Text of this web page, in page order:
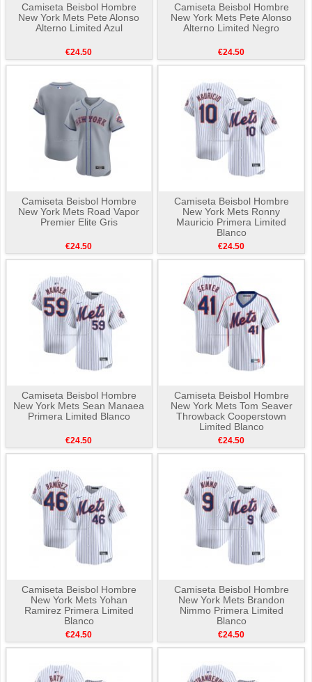
Camiseta Beisbol Hombre
New York Mets Pete Alonso
Alterno Limited Azul
€24.50
Camiseta Beisbol Hombre
New York Mets Pete Alonso
Alterno Limited Negro
€24.50
Camiseta Beisbol Hombre
New York Mets Road Vapor
Premier Elite Gris
€24.50
Camiseta Beisbol Hombre
New York Mets Ronny
Mauricio Primera Limited
Blanco
€24.50
Camiseta Beisbol Hombre
New York Mets Sean Manaea
Primera Limited Blanco
€24.50
Camiseta Beisbol Hombre
New York Mets Tom Seaver
Throwback Cooperstown
Limited Blanco
€24.50
Camiseta Beisbol Hombre
New York Mets Yohan
Ramirez Primera Limited
Blanco
€24.50
Camiseta Beisbol Hombre
New York Mets Brandon
Nimmo Primera Limited
Blanco
€24.50